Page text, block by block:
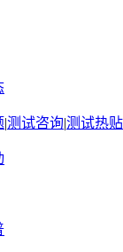
|测试咨询|测试热贴